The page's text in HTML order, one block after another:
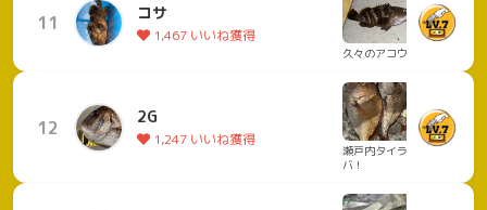
11 コサ
1,467 いいね獲得
久々のアコウ
12 2G
1,247 いいね獲得
瀬戸内タイラ
バ！